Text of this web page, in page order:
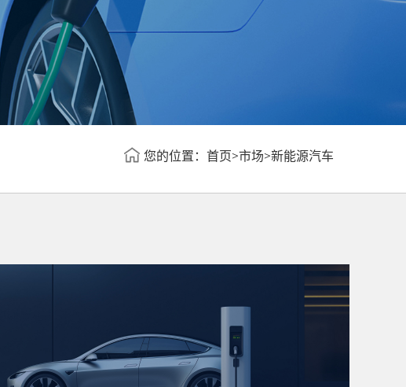
您的位置： 首页>市场>新能源汽车